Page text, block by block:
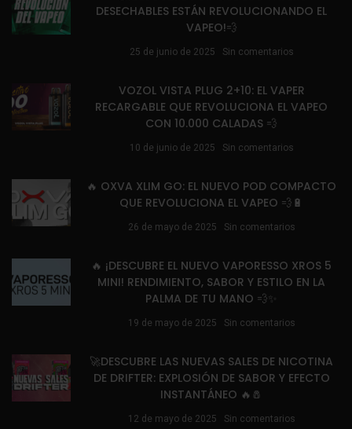
DESECHABLES ESTÁN REVOLUCIONANDO EL
VAPEO!💨
25 de junio de 2025 Sin comentarios
VOZOL VISTA PLUG 2+10: EL VAPER
RECARGABLE QUE REVOLUCIONA EL VAPEO
CON 10.000 CALADAS 💨
10 de junio de 2025 Sin comentarios
🔥 OXVA XLIM GO: EL NUEVO POD COMPACTO
QUE REVOLUCIONA EL VAPEO 💨🔋
26 de mayo de 2025 Sin comentarios
🔥 ¡DESCUBRE EL NUEVO VAPORESSO XROS 5
MINI! RENDIMIENTO, SABOR Y ESTILO EN LA
PALMA DE TU MANO 💨✨
19 de mayo de 2025 Sin comentarios
🚀DESCUBRE LAS NUEVAS SALES DE NICOTINA
DE DRIFTER: EXPLOSIÓN DE SABOR Y EFECTO
INSTANTÁNEO 🔥🧂
12 de mayo de 2025 Sin comentarios